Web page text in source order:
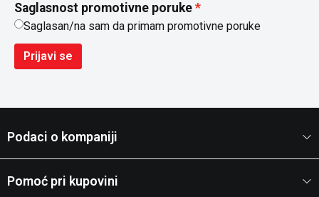
Saglasnost promotivne poruke
Saglasan/na sam da primam promotivne poruke
Prijavi se
Podaci o kompaniji
Pomoć pri kupovini